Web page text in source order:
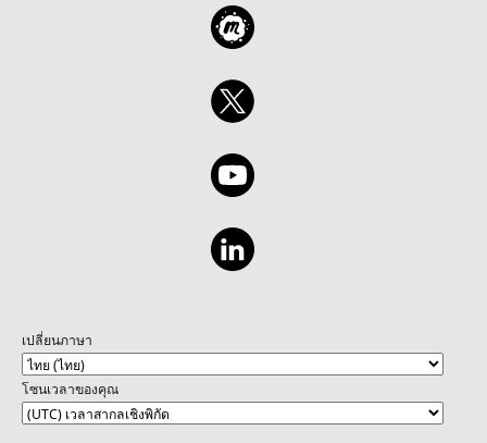
เปลี่ยนภาษา
โซนเวลาของคุณ